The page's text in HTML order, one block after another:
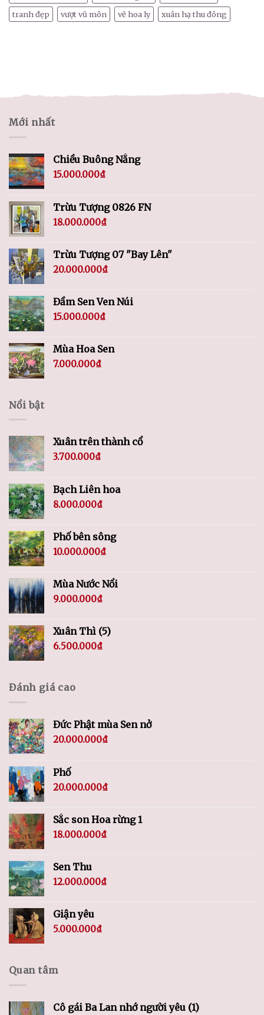
tranh đẹp
vượt vũ môn vẽ hoa ly xuân hạ thu đông
Mới nhất
Chiều Buông Nắng
15.000.000₫
Trừu Tượng 0826 FN
18.000.000₫
Trừu Tượng 07 "Bay Lên"
20.000.000₫
Đầm Sen Ven Núi
15.000.000₫
Mùa Hoa Sen
7.000.000₫
Nổi bật
Xuân trên thành cổ
3.700.000₫
Bạch Liên hoa
8.000.000₫
Phố bên sông
10.000.000₫
Mùa Nước Nổi
9.000.000₫
Xuân Thì (5)
6.500.000₫
Đánh giá cao
Đức Phật mùa Sen nở
20.000.000₫
Phố
20.000.000₫
Sắc son Hoa rừng 1
18.000.000₫
Sen Thu
12.000.000₫
Giận yêu
5.000.000₫
Quan tâm
Cô gái Ba Lan nhớ người yêu (1)